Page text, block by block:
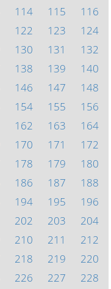
114 115
116
122 123
124
130 131
132
138 139
140
146 147
148
154 155
156
162 163
164
170 171
172
178 179
180
186 187
188
194 195
196
202 203
204
210 211
212
218 219
220
226 227
228